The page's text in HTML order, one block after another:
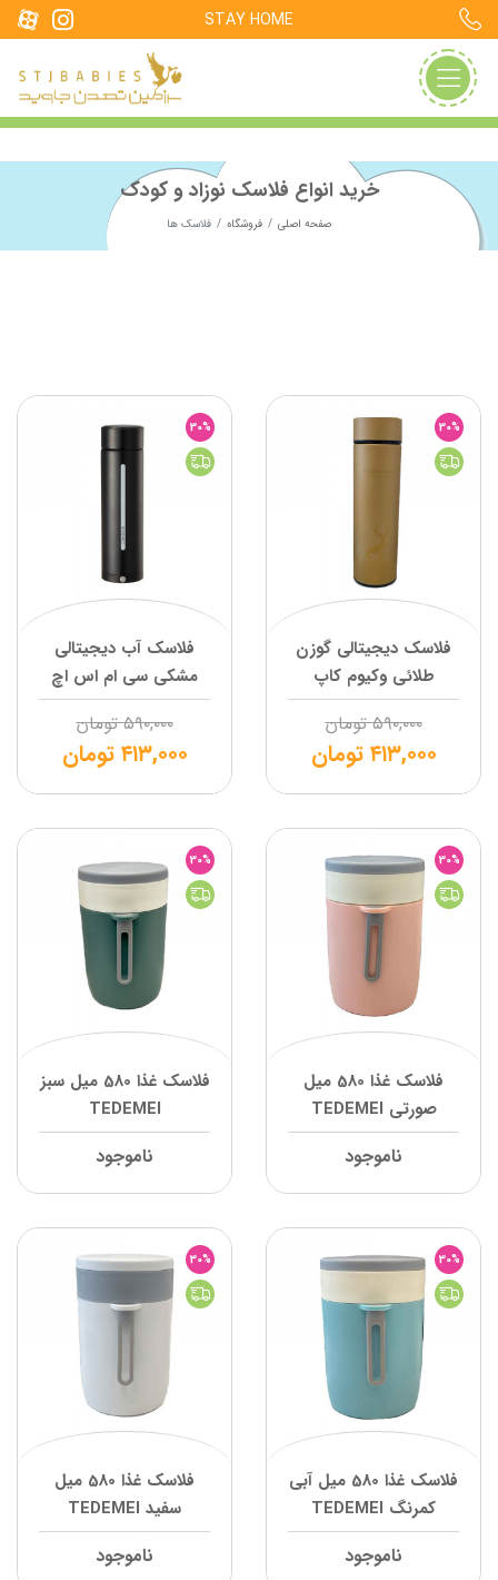
STAY HOME
خرید انواع فلاسک نوزاد و کودک
صفحه اصلی فروشگاه فلاسک ها
30%
فلاسک دیجیتالی گوزن
طلائی وکیوم کاپ
۵۹۰,۰۰۰ تومان
۴۱۳,۰۰۰ تومان
30%
فلاسک آب دیجیتالی
مشکی سی ام اس اچ
۵۹۰,۰۰۰ تومان
۴۱۳,۰۰۰ تومان
30%
فلاسک غذا 580 میل
صورتی TEDEMEI
ناموجود
30%
فلاسک غذا 580 میل سبز
TEDEMEI
ناموجود
30%
فلاسک غذا 580 میل آبی
کمرنگ TEDEMEI
ناموجود
30%
فلاسک غذا 580 میل
سفید TEDEMEI
ناموجود